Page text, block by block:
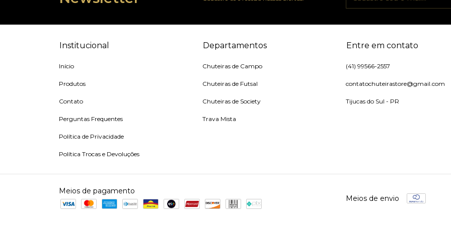
Institucional
Início
Produtos
Contato
Perguntas Frequentes
Política de Privacidade
Política Trocas e Devoluções
Departamentos
Chuteiras de Campo
Chuteiras de Futsal
Chuteiras de Society
Trava Mista
Entre em contato
(41) 99566-2557
contatochuteirastore@gmail.com
Tijucas do Sul - PR
Meios de pagamento
Meios de envio